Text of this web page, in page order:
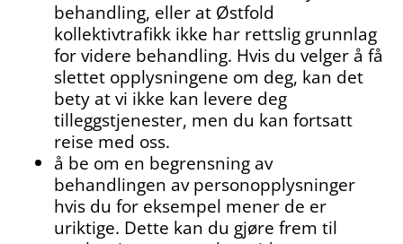
behandling, eller at Østfold
kollektivtrafikk ikke har rettslig grunnlag
for videre behandling. Hvis du velger å få
slettet opplysningene om deg, kan det
bety at vi ikke kan levere deg
tilleggstjenester, men du kan fortsatt
reise med oss.
å be om en begrensning av
behandlingen av personopplysninger
hvis du for eksempel mener de er
uriktige. Dette kan du gjøre frem til